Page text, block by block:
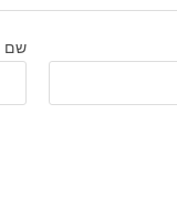
שם